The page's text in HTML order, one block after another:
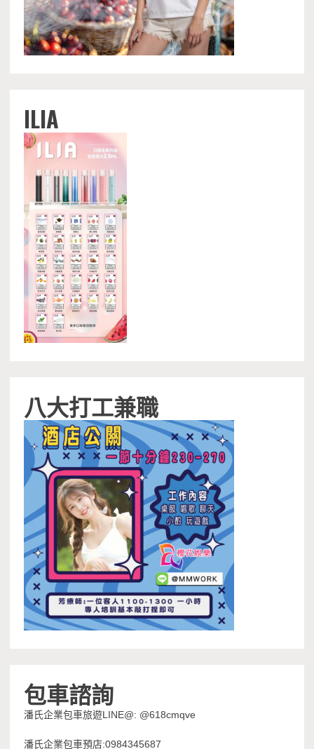
ILIA
八大打工兼職
包車諮詢
潘氏企業包車旅遊LINE@: @618cmqve
潘氏企業包車預店:0984345687